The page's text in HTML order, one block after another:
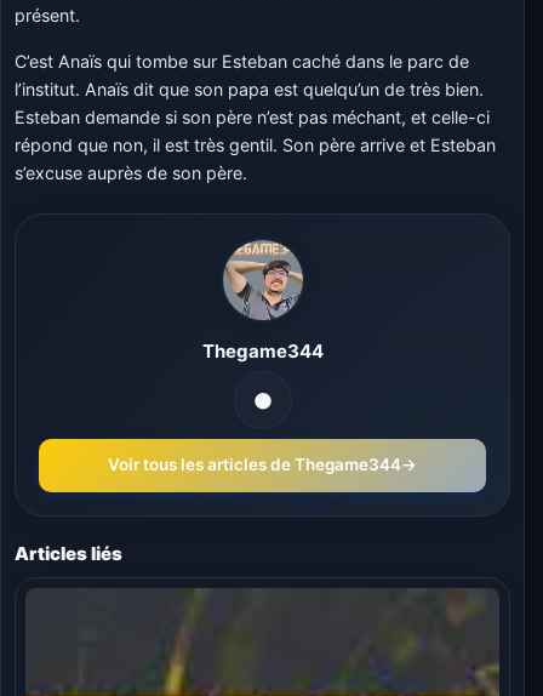
présent.
C’est Anaïs qui tombe sur Esteban caché dans le parc de
l’institut. Anaïs dit que son papa est quelqu’un de très bien.
Esteban demande si son père n’est pas méchant, et celle-ci
répond que non, il est très gentil. Son père arrive et Esteban
s’excuse auprès de son père.
Thegame344
Voir tous les articles de Thegame344→
Articles liés